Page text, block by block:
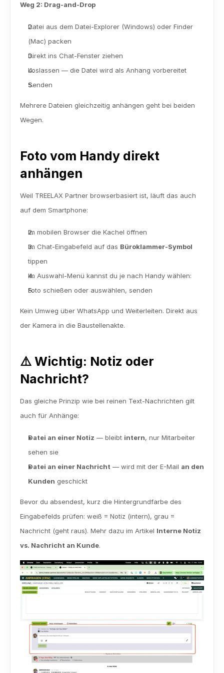
Weg 2: Drag-and-Drop
Datei aus dem Datei-Explorer (Windows) oder Finder
(Mac) packen
Direkt ins Chat-Fenster ziehen
Loslassen — die Datei wird als Anhang vorbereitet
Senden
Mehrere Dateien gleichzeitig anhängen geht bei beiden
Wegen.
Foto vom Handy direkt
anhängen
Weil TREELAX Partner browserbasiert ist, läuft das auch
auf dem Smartphone:
Im mobilen Browser die Kachel öffnen
Im Chat-Eingabefeld auf das Büroklammer-Symbol
tippen
Im Auswahl-Menü kannst du je nach Handy wählen:
Foto schießen oder auswählen, senden
Kein Umweg über WhatsApp und Weiterleiten. Direkt aus
der Kamera in die Baustellenakte.
⚠️ Wichtig: Notiz oder
Nachricht?
Das gleiche Prinzip wie bei reinen Text-Nachrichten gilt
auch für Anhänge:
Datei an einer Notiz — bleibt intern, nur Mitarbeiter
sehen sie
Datei an einer Nachricht — wird mit der E-Mail an den
Kunden geschickt
Bevor du absendest, kurz die Hintergrundfarbe des
Eingabefelds prüfen: weiß = Notiz (intern), grau =
Nachricht (geht raus). Mehr dazu im Artikel Interne Notiz
vs. Nachricht an Kunde.